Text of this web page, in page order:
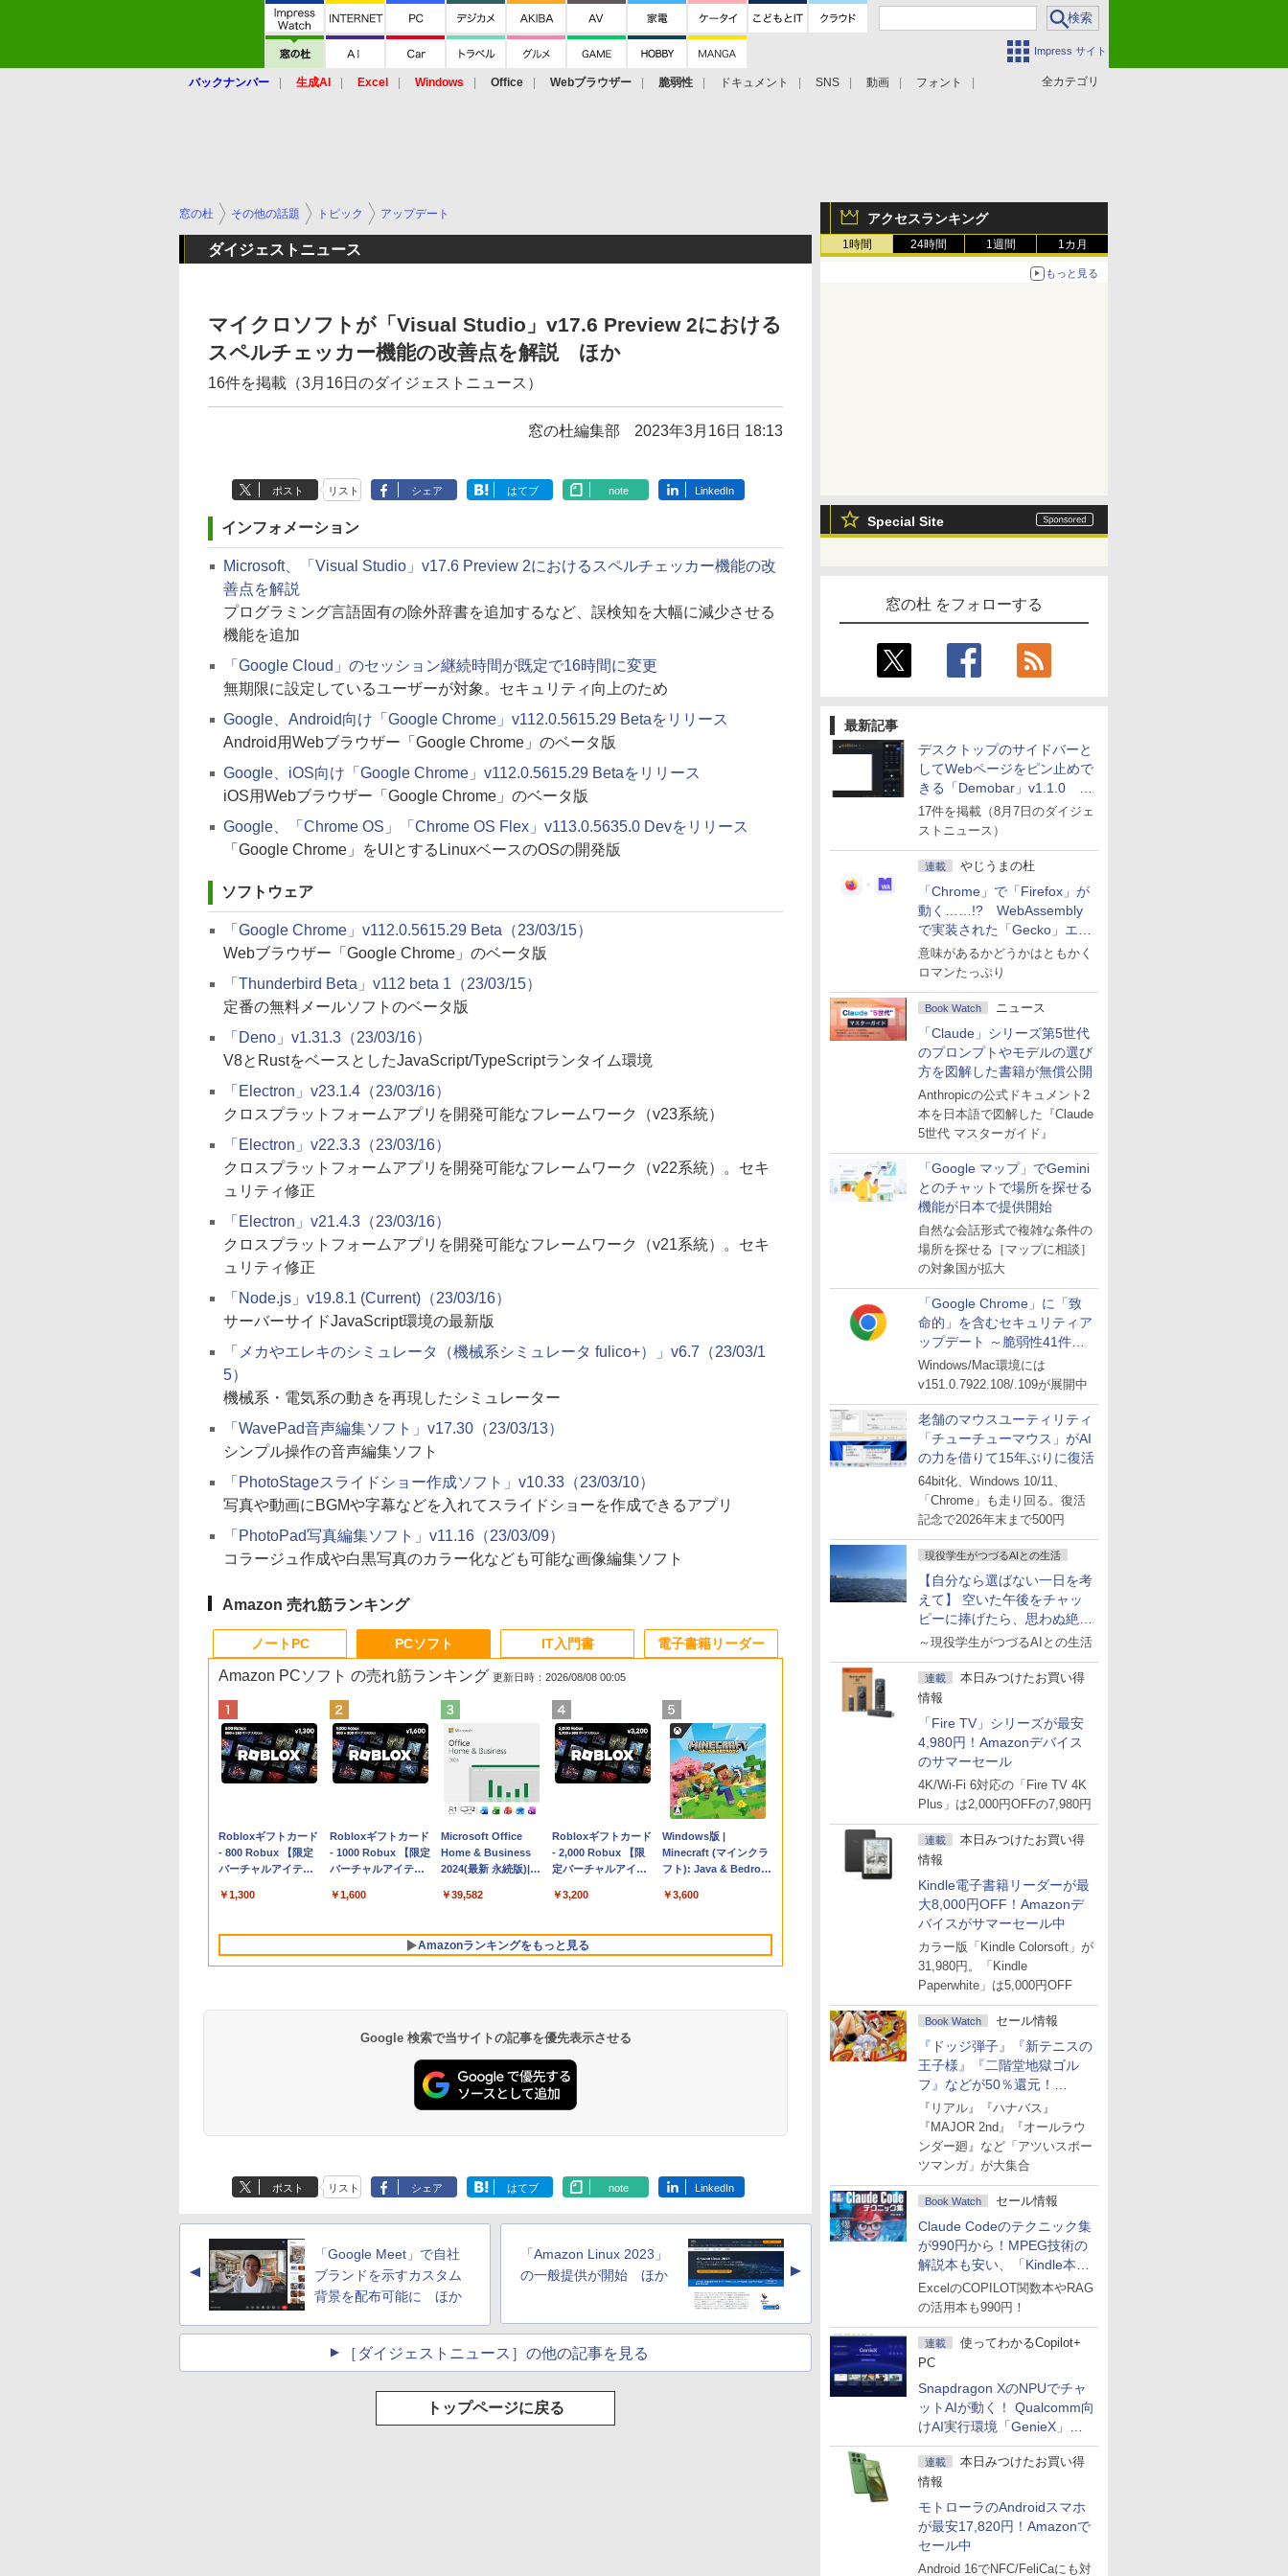
Impress サイト
全カテゴリ
バックナンバー 生成AI Excel Windows Office Webブラウザー 脆弱性 ドキュメント SNS 動画 フォント
アクセスランキング
1時間 24時間 1週間 1カ月
もっと見る
Special Site
窓の杜 をフォローする
最新記事
デスクトップのサイドバーと
してWebページをピン止めで
きる「Demobar」v1.1.0 ほ
か
17件を掲載（8月7日のダイジェ
ストニュース）
連載 やじうまの杜
「Chrome」で「Firefox」が
動く……!? WebAssembly
で実装された「Gecko」エン
ジン
意味があるかどうかはともかく
ロマンたっぷり
Book Watch ニュース
「Claude」シリーズ第5世代
のプロンプトやモデルの選び
方を図解した書籍が無償公開
Anthropicの公式ドキュメント2
本を日本語で図解した『Claude
5世代 マスターガイド』
「Google マップ」でGemini
とのチャットで場所を探せる
機能が日本で提供開始
自然な会話形式で複雑な条件の
場所を探せる［マップに相談］
の対象国が拡大
「Google Chrome」に「致
命的」を含むセキュリティア
ップデート ～脆弱性41件に
対処
Windows/Mac環境には
v151.0.7922.108/.109が展開中
老舗のマウスユーティリティ
「チューチューマウス」がAI
の力を借りて15年ぶりに復活
64bit化、Windows 10/11、
「Chrome」も走り回る。復活
記念で2026年末まで500円
現役学生がつづるAIとの生活
【自分なら選ばない一日を考
えて】 空いた午後をチャッ
ピーに捧げたら、思わぬ絶景
に出会った話
～現役学生がつづるAIとの生活
連載
本日みつけたお買い得
情報
「Fire TV」シリーズが最安
4,980円！Amazonデバイス
のサマーセール
4K/Wi-Fi 6対応の「Fire TV 4K
Plus」は2,000円OFFの7,980円
連載
本日みつけたお買い得
情報
Kindle電子書籍リーダーが最
大8,000円OFF！Amazonデ
バイスがサマーセール中
カラー版「Kindle Colorsoft」が
31,980円。「Kindle
Paperwhite」は5,000円OFF
Book Watch セール情報
『ドッジ弾子』『新テニスの
王子様』『二階堂地獄ゴル
フ』などが50％還元！
Amazonマンガ週末セール
『リアル』『ハナバス』
『MAJOR 2nd』『オールラウ
ンダー廻』など「アツいスポー
ツマンガ」が大集合
Book Watch セール情報
Claude Codeのテクニック集
が990円から！MPEG技術の
解説本も安い、「Kindle本サ
マーセール」第2弾開始！
ExcelのCOPILOT関数本やRAG
の活用本も990円！
連載
使ってわかるCopilot+
PC
Snapdragon XのNPUでチャ
ットAIが動く！ Qualcomm向
けAI実行環境「GenieX」を
試してみた
連載
本日みつけたお買い得
情報
モトローラのAndroidスマホ
が最安17,820円！Amazonで
セール中
Android 16でNFC/FeliCaにも対
窓の杜 その他の話題 トピック アップデート
ダイジェストニュース
マイクロソフトが「Visual Studio」v17.6 Preview 2における
スペルチェッカー機能の改善点を解説 ほか
16件を掲載（3月16日のダイジェストニュース）
窓の杜編集部 2023年3月16日 18:13
ポスト リスト シェア はてブ note LinkedIn
インフォメーション
Microsoft、「Visual Studio」v17.6 Preview 2におけるスペルチェッカー機能の改
善点を解説
プログラミング言語固有の除外辞書を追加するなど、誤検知を大幅に減少させる
機能を追加
「Google Cloud」のセッション継続時間が既定で16時間に変更
無期限に設定しているユーザーが対象。セキュリティ向上のため
Google、Android向け「Google Chrome」v112.0.5615.29 Betaをリリース
Android用Webブラウザー「Google Chrome」のベータ版
Google、iOS向け「Google Chrome」v112.0.5615.29 Betaをリリース
iOS用Webブラウザー「Google Chrome」のベータ版
Google、「Chrome OS」「Chrome OS Flex」v113.0.5635.0 Devをリリース
「Google Chrome」をUIとするLinuxベースのOSの開発版
ソフトウェア
「Google Chrome」v112.0.5615.29 Beta（23/03/15）
Webブラウザー「Google Chrome」のベータ版
「Thunderbird Beta」v112 beta 1（23/03/15）
定番の無料メールソフトのベータ版
「Deno」v1.31.3（23/03/16）
V8とRustをベースとしたJavaScript/TypeScriptランタイム環境
「Electron」v23.1.4（23/03/16）
クロスプラットフォームアプリを開発可能なフレームワーク（v23系統）
「Electron」v22.3.3（23/03/16）
クロスプラットフォームアプリを開発可能なフレームワーク（v22系統）。セキ
ュリティ修正
「Electron」v21.4.3（23/03/16）
クロスプラットフォームアプリを開発可能なフレームワーク（v21系統）。セキ
ュリティ修正
「Node.js」v19.8.1 (Current)（23/03/16）
サーバーサイドJavaScript環境の最新版
「メカやエレキのシミュレータ（機械系シミュレータ fulico+）」v6.7（23/03/1
5）
機械系・電気系の動きを再現したシミュレーター
「WavePad音声編集ソフト」v17.30（23/03/13）
シンプル操作の音声編集ソフト
「PhotoStageスライドショー作成ソフト」v10.33（23/03/10）
写真や動画にBGMや字幕などを入れてスライドショーを作成できるアプリ
「PhotoPad写真編集ソフト」v11.16（23/03/09）
コラージュ作成や白黒写真のカラー化なども可能な画像編集ソフト
Amazon 売れ筋ランキング
ノートPC
Apple 2026
MacBook Neo A18
Proチップ搭載13イ
AIとApple
Retinaディスプレ
512GB SSD、1080p
￥162,598
tomtoc 360°保護
15.6 16インチ パソコ
ンケース Dell NEC
dynabook Lenovo
￥2,952
Apple 2026
MacBook Air M5チ
ップ搭載13インチノ
Apple Intelligence、
Retinaディスプレ
イ、16GBユニファイ
ドメモリ、1TB SSD
ド、Touch ID - シル
バー
￥261,414
【Amazon.co.jp限
定】 HP ノートパソ
コン 15-fd 15.6イン
512GB SSD インテ
￥129,800
FMV ノートパソコン
WE1-K3 (MS 365
Personal/Copilotキー
型/Core i5/16GB/SSD
FMVWK3E15W_AZ
￥139,880
PCソフト
Amazon PCソフト の売れ筋ランキング 更新日時：2026/08/08 00:05
Robloxギフトカード
- 800 Robux 【限定
バーチャルアイテム
ンゲームコード】 ロ
インコード版
￥1,300
Robloxギフトカード
- 1000 Robux 【限定
バーチャルアイテム
ンゲームコード】 ロ
ンコード版
￥1,600
Microsoft Office
Home & Business
2024(最新 永続版)|オ
版|Windows11、
￥39,582
Robloxギフトカード
- 2,000 Robux 【限
定バーチャルアイテ
インゲームコード】
ラインコード版
￥3,200
Windows版 |
Minecraft (マインクラ
フト): Java & Bedrock
ード版
￥3,600
Amazonランキングをもっと見る
IT入門書
￥1,766
出す プロンプトの言
葉 AI画像生成シリー
Labo)
￥480
非エンジニア 初心者
素人 でも安心 使い方
もコンテンツ作成に
非エンジニアのため
のAIコーディング入
門シリーズ
￥99
デザイン入門講座
［第2版］
￥1,292
ードウェア・市販ソフ
トウェアのパーフェク
レータ紹介
￥1,600
電子書籍リーダー
7インチディスプレ
イ、色調調節ライ
テリー、広告なし、
ブラック
￥22,980
ない、大きな画面で
読みやすい、6週間持
チディスプレイ電子
ック、16GB、広告な
し
￥16,980
ション (32GB) 7イン
チディスプレイ、明
調節ライト、12週間
告なし、メタリック
ブラック
￥27,980
トレージ、防水、7イ
ンチカラーディスプ
ト、最大8週間持続バ
し、ブラック (2025
年発売)
￥31,980
インチカラーディスプ
レイ、64GBストレー
明るさ自動調整、色調
調節ライト、プレミア
ムペン付き、グラファ
イト
￥115,980
Google 検索で当サイトの記事を優先表示させる
ポスト リスト シェア はてブ note LinkedIn
▲
「Google Meet」で自社
ブランドを示すカスタム
背景を配布可能に ほか
「Amazon Linux 2023」
の一般提供が開始 ほか
▲
［ダイジェストニュース］の他の記事を見る
トップページに戻る